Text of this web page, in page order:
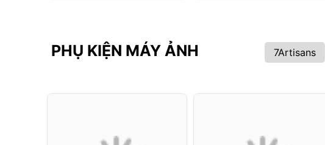
PHỤ KIỆN MÁY ẢNH 7Artisans